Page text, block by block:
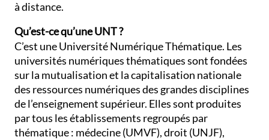
à distance.
Qu’est-ce qu’une UNT ?
C’est une Université Numérique Thématique. Les
universités numériques thématiques sont fondées
sur la mutualisation et la capitalisation nationale
des ressources numériques des grandes disciplines
de l’enseignement supérieur. Elles sont produites
par tous les établissements regroupés par
thématique : médecine (UMVF), droit (UNJF),